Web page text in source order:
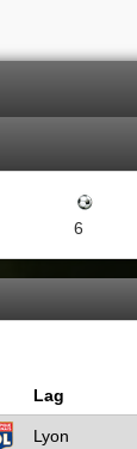
6
Lag
Lyon